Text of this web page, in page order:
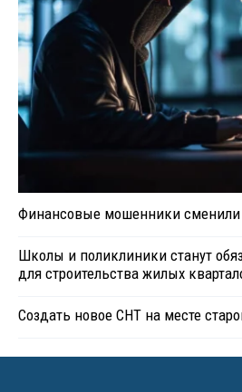
Финансовые мошенники сменили
Школы и поликлиники станут
для строительства жилых
Создать новое СНТ на месте